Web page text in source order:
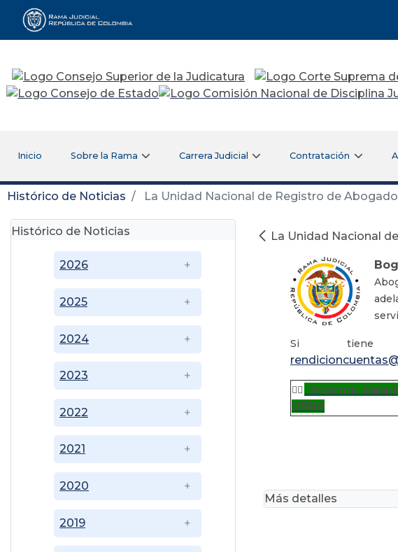
Rama Judicial
Inicio Sobre la Rama Carrera Judicial Contratación
Histórico de Noticias La Unidad Nacional de Registro de
Histórico de Noticias
2019
2020
2021
2022
2023
2024
2025
2026
La Unidad Nacional
Si tiene
👉🏽
Informe
URNA
Más detalles